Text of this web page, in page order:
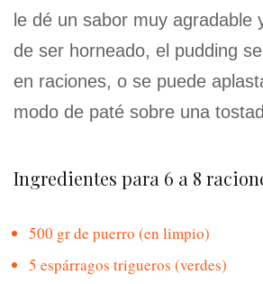
le dé un sabor muy agradable
de ser horneado, el pudding
en raciones, o se puede
modo de paté sobre una
Ingredientes para 6 a 8
500 gr de puerro (en limpio)
5 espárragos trigueros (verdes)